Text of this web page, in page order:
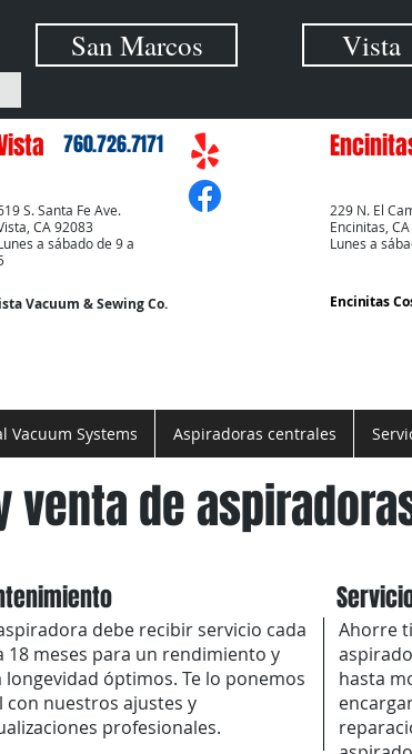
San Marcos Vista
760.726.7171
S. Santa Fe Ave.
CA 92083
a sábado de 9 a
Vacuum & Sewing Co.
229 N. El
Encinitas,
Lunes a
Encinitas
Vacuum Systems Aspiradoras centrales
venta de
debe recibir servicio cada
18 meses para un rendimiento y
longevidad óptimos. Te lo ponemos
con nuestros ajustes y
profesionales.
Ahorre
hasta